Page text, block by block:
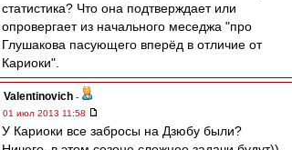
статистика? Что она подтверждает или
опровергает из начального меседжа "про
Глушакова пасующего вперёд в отличие от
Кариоки".
Valentinovich -
01 июл 2013 11:58
У Кариоки все забросы на Дзюбу были?